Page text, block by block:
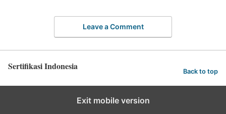
Leave a Comment
Sertifikasi Indonesia Back to top
Exit mobile version